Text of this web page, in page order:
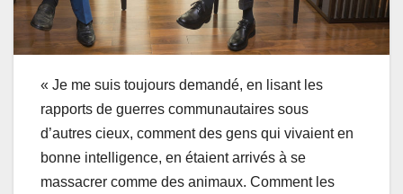
« Je me suis toujours demandé, en lisant les
rapports de guerres communautaires sous
d’autres cieux, comment des gens qui vivaient en
bonne intelligence, en étaient arrivés à se
massacrer comme des animaux. Comment les